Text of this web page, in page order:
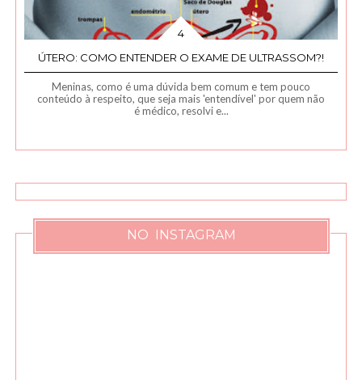
ÚTERO: COMO ENTENDER O EXAME DE ULTRASSOM?!
Meninas, como é uma dúvida bem comum e tem pouco
conteúdo à respeito, que seja mais 'entendível' por quem não
é médico, resolvi e...
NO INSTAGRAM